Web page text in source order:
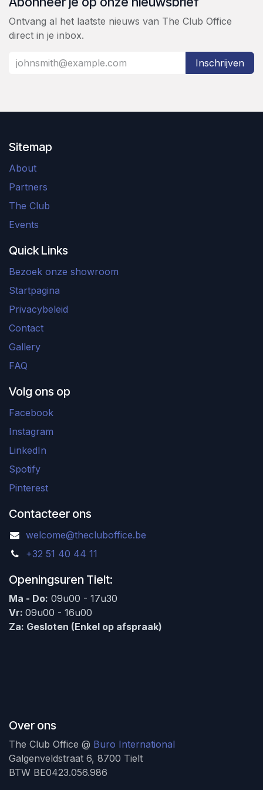
Ontvang al het laatste nieuws van The Club Office
direct in je inbox.
Inschrijven
Sitemap
About
Partners
The Club
Events
Quick Links
Bezoek onze showroom
Startpagina
Privacybeleid
Contact
Gallery
FAQ
Volg ons op
Facebook
Instagram
LinkedIn
Spotify
Pinterest
Contacteer ons
welcome@thecluboffice.be
+32 51 40 44 11
Openingsuren Tielt:
Ma - Do: 09u00 - 17u30
Vr: 09u00 - 16u00
Za: Gesloten (Enkel op afspraak)
Over ons
The Club Office @ Buro International
Galgenveldstraat 6, 8700 Tielt
BTW BE0423.056.986